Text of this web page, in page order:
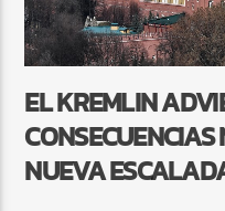
EL KREMLIN
NUEVA